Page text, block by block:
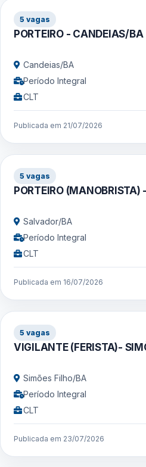
5 vagas
PORTEIRO - CANDEIAS/BA
Candeias/BA
Período Integral
CLT
Publicada em 21/07/2026
5 vagas
PORTEIRO
Salvador/BA
Período Integral
CLT
Publicada em 16/07/2026
5 vagas
VIGILANTE (FERISTA)-
Simões Filho/BA
Período Integral
CLT
Publicada em 23/07/2026